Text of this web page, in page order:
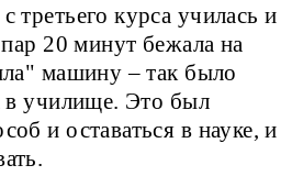
третьего курса училась и
20 минут бежала на
машину – так было
в училище. Это был
и оставаться в науке, и